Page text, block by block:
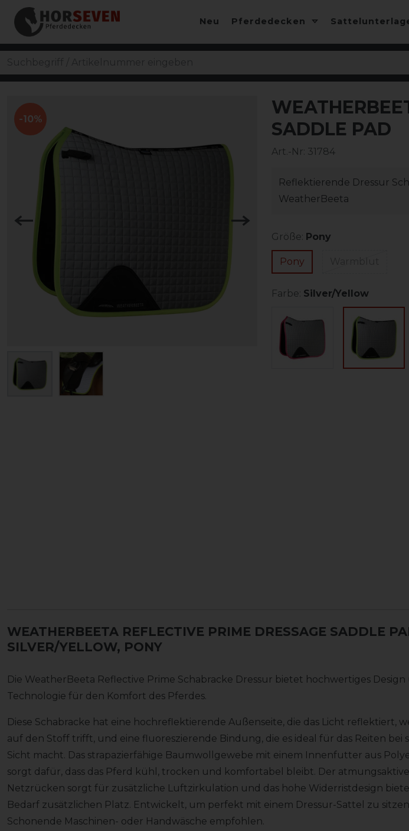
Neu Pferdedecken
-10%
SADDLE PAD
Art.-Nr: 31784
Reflektierende Dressur
WeatherBeeta
Größe: Pony
Pony
Farbe: Silver/Yellow
WEATHERBEETA REFLECTIVE PRIME DRESSAGE SADDLE
SILVER/YELLOW, PONY
Die WeatherBeeta Reflective Prime Schabracke Dressur bietet hochwertiges Design
Technologie für den Komfort des Pferdes.
Diese Schabracke hat eine hochreflektierende Außenseite, die das Licht reflektiert,
auf den Stoff trifft, und eine fluoreszierende Bindung, die es ideal für das Reiten bei
Sicht macht. Das strapazierfähige Baumwollgewebe mit einem Innenfutter aus
sorgt dafür, dass das Pferd kühl, trocken und komfortabel bleibt. Der atmungsaktive
Netzrücken sorgt für zusätzliche Luftzirkulation und das hohe Widerristdesign
Bedarf zusätzlichen Platz. Entwickelt, um perfekt mit einem Dressur-Sattel zu
Schonende Maschinen- oder Handwäsche empfohlen.